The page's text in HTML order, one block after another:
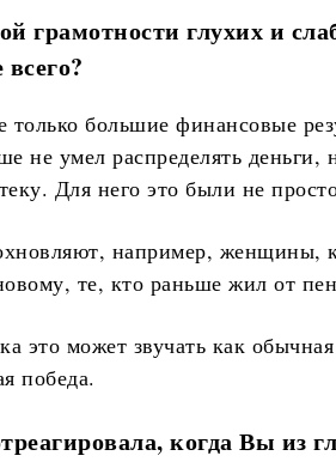
грамотности глухих и
только большие финансовые
не умел распределять деньги,
Для него это были не
например, женщины,
те, кто раньше жил от
это может звучать как
победа.
когда Вы из